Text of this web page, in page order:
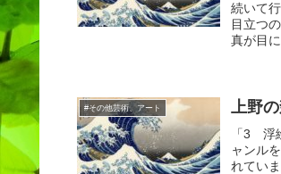
続いて
目立つ
真が目
#その他芸術、アート 上野
「3 浮
ャンル
れてい